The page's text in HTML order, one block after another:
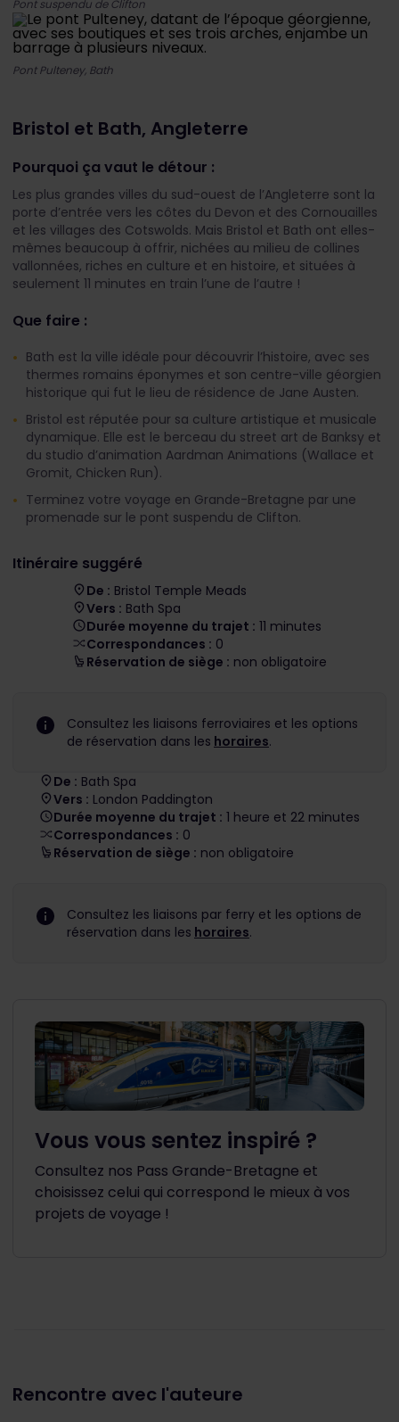
Pont suspendu de Clifton
Pont Pulteney, Bath
Bristol et Bath, Angleterre
Pourquoi ça vaut le détour :
Les plus grandes villes du sud-ouest de l’Angleterre sont la
porte d’entrée vers les côtes du Devon et des Cornouailles
et les villages des Cotswolds. Mais Bristol et Bath ont elles-
mêmes beaucoup à offrir, nichées au milieu de collines
vallonnées, riches en culture et en histoire, et situées à
seulement 11 minutes en train l’une de l’autre !
Que faire :
Bath est la ville idéale pour découvrir l’histoire, avec ses
thermes romains éponymes et son centre-ville géorgien
historique qui fut le lieu de résidence de Jane Austen.
Bristol est réputée pour sa culture artistique et musicale
dynamique. Elle est le berceau du street art de Banksy et
du studio d’animation Aardman Animations (Wallace et
Gromit, Chicken Run).
Terminez votre voyage en Grande-Bretagne par une
promenade sur le pont suspendu de Clifton.
Itinéraire suggéré
De : Bristol Temple Meads
Vers : Bath Spa
Durée moyenne du trajet : 11 minutes
Correspondances : 0
Réservation de siège : non obligatoire
Consultez les liaisons ferroviaires et les options
de réservation dans les horaires.
De : Bath Spa
Vers : London Paddington
Durée moyenne du trajet : 1 heure et 22 minutes
Correspondances : 0
Réservation de siège : non obligatoire
Consultez les liaisons par ferry et les options de
réservation dans les horaires.
Vous vous sentez inspiré ?
Consultez nos Pass Grande-Bretagne et
choisissez celui qui correspond le mieux à vos
projets de voyage !
Rencontre avec l'auteure